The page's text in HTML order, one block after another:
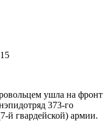
ушла на фронт
373-го
й гвардейской) армии.